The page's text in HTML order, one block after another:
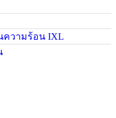
วามร้อน IXL